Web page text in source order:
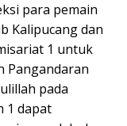
para pemain
Kalipucang dan
1 untuk
Pangandaran
pada
1 dapat